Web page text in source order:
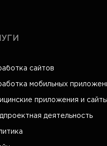
сайтов
мобильных
приложения и сайты
деятельность